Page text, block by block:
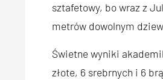
sztafetowy, bo wraz z
metrów dowolnym
Świetne wyniki
złote, 6 srebrnych i 6